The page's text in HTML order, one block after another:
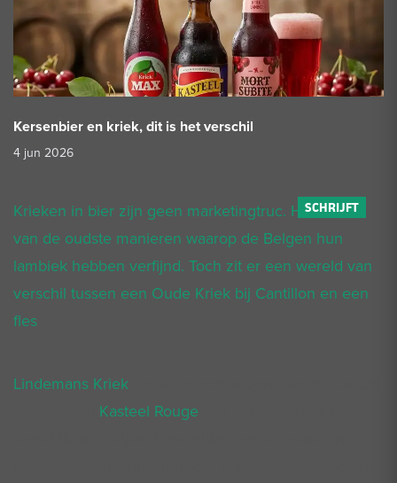
Kersenbier en kriek, dit is het verschil
4 jun 2026
Krieken in bier zijn geen marketingtruc. Het is een
van de oudste manieren waarop de Belgen hun
lambiek hebben verfijnd. Toch zit er een wereld van
verschil tussen een Oude Kriek bij Cantillon en een
fles
Lindemans Kriek
Kasteel Rouge